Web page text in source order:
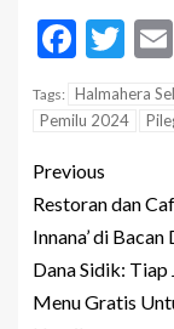
Tags: Halmahera
Pemilu 2024
Previous
Restoran dan
Innana’ di
Dana Sidik: Tiap
Menu Gratis